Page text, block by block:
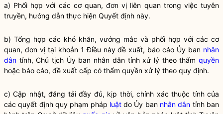
a) Phối hợp với các cơ quan, đơn vị liên quan trong việc tuyên
truyền, hướng dẫn thực hiện Quyết định này.
b) Tổng hợp các khó khăn, vướng mắc và phối hợp với các cơ
quan, đơn vị tại khoản 1 Điều này đề xuất, báo cáo Ủy ban nhân
dân tỉnh, Chủ tịch Ủy ban nhân dântỉnh xử lý theo thẩmquyền
hoặc báo cáo, đề xuất cấp có thẩm quyền xử lý theo quy định.
c) Cập nhật, đăng tải đầy đủ, kịp thời, chính xác thuộc tính của
các quyết định quy phạm pháp luậtdo Ủy ban nhân dân tỉnh ban